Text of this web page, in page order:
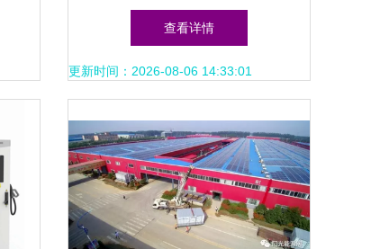
110千伏横涧变正式开工
查看详情
更新时间：2026-08-06 14:33:01